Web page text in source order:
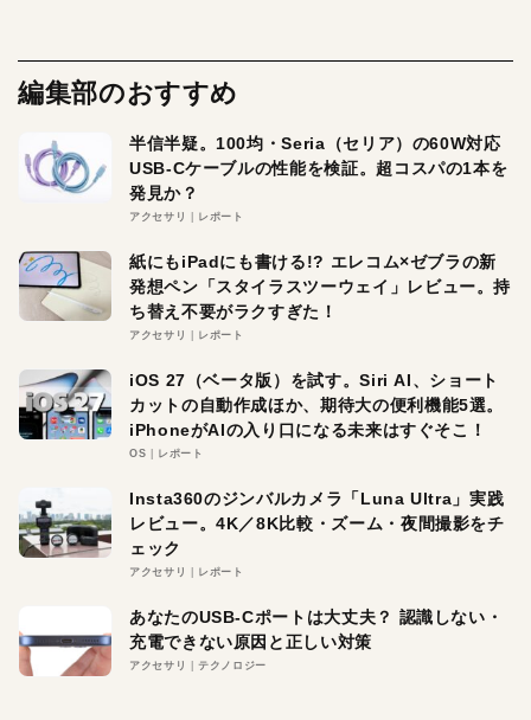
編集部のおすすめ
半信半疑。100均・Seria（セリア）の60W対応
USB-Cケーブルの性能を検証。超コスパの1本を
発見か？
アクセサリ レポート
紙にもiPadにも書ける!? エレコム×ゼブラの新
発想ペン「スタイラスツーウェイ」レビュー。持
ち替え不要がラクすぎた！
アクセサリ レポート
iOS 27（ベータ版）を試す。Siri AI、ショート
カットの自動作成ほか、期待大の便利機能5選。
iPhoneがAIの入り口になる未来はすぐそこ！
OS レポート
Insta360のジンバルカメラ「Luna Ultra」実践
レビュー。4K／8K比較・ズーム・夜間撮影をチ
ェック
アクセサリ レポート
あなたのUSB-Cポートは大丈夫？ 認識しない・
充電できない原因と正しい対策
アクセサリ テクノロジー